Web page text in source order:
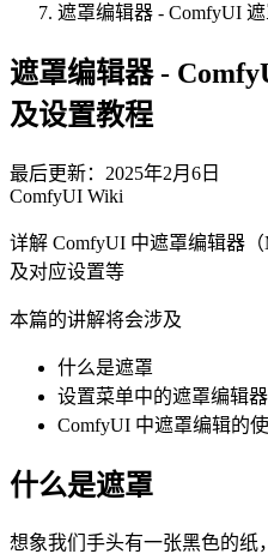
遮罩编辑器 - ComfyUI
遮罩编辑器 -
及设置教程
最后更新：2025年2月6日
ComfyUI Wiki
详解 ComfyUI 中遮罩编辑器
及对应设置等
本篇的讲解将会涉及
什么是遮罩
设置菜单中的遮罩编辑器
ComfyUI 中遮罩编辑的
什么是遮罩
想象我们手头有一张黑色的纸